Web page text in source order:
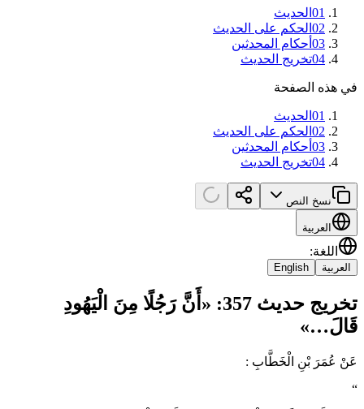
01 الحديث
02 الحكم على الحديث
03 أحكام المحدثين
04تخريج الحديث
في هذه الصفحة
01 الحديث
02 الحكم على الحديث
03 أحكام المحدثين
04تخريج الحديث
نسخ النص
العربية
اللغة:
العربية English
تخريج حديث 357: «أَنَّ رَجُلًا مِنَ الْيَهُودِ
قَالَ…»
عَنْ عُمَرَ بْنِ الْخَطَّابِ :
“